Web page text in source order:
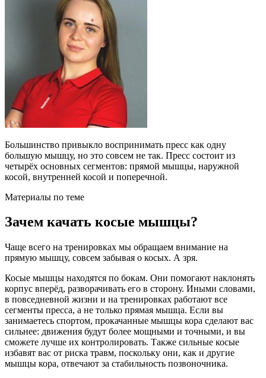
Большинство привыкло воспринимать пресс как одну
большую мышцу, но это совсем не так. Пресс состоит из
четырёх основных сегментов: прямой мышцы, наружной
косой, внутренней косой и поперечной.
Материалы по теме
Зачем качать косые мышцы?
Чаще всего на тренировках мы обращаем внимание на
прямую мышцу, совсем забывая о косых. А зря.
Косые мышцы находятся по бокам. Они помогают наклонять
корпус вперёд, разворачивать его в сторону. Иными словами,
в повседневной жизни и на тренировках работают все
сегменты пресса, а не только прямая мышца. Если вы
занимаетесь спортом, прокачанные мышцы кора сделают вас
сильнее: движения будут более мощными и точными, и вы
сможете лучше их контролировать. Также сильные косые
избавят вас от риска травм, поскольку они, как и другие
мышцы кора, отвечают за стабильность позвоночника.